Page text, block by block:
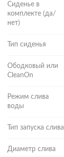
Сиденье в
комплекте (да/
нет)
Тип сиденья
Ободковый или
CleanOn
Режим слива
воды
Тип запуска слива
Диаметр слива